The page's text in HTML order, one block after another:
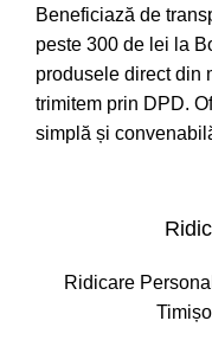
Beneficiază de
peste 300 de lei la
produsele direct din
trimitem prin DPD.
simplă și
Ridicare